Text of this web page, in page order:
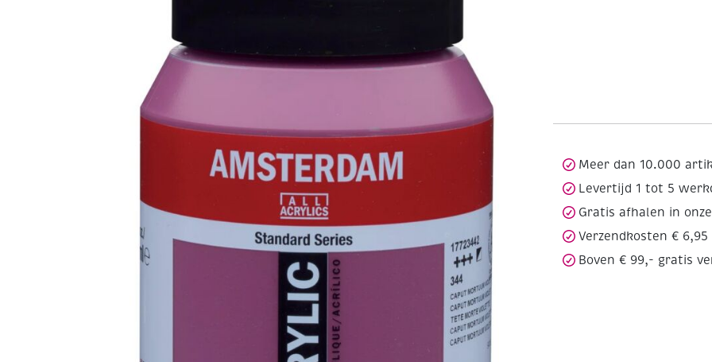
Meer dan 10.000
Levertijd 1 tot 5
Gratis afhalen in
Verzendkosten € 6,95
Boven € 99,- gratis